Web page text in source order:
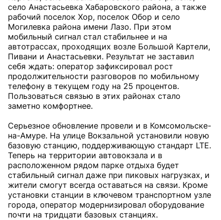
село Анастасьевка Хабаровского района, а также
рабочий поселок Хор, поселок Обор и село
Могилевка района имени Лазо. При этом
мобильный сигнал стал стабильнее и на
автотрассах, проходящих возле Большой Картели,
Пивани и Анастасьевки. Результат не заставил
себя ждать: оператор зафиксировал рост
продолжительности разговоров по мобильному
телефону в текущем году на 25 процентов.
Пользоваться связью в этих районах стало
заметно комфортнее.
Серьезное обновление провели и в Комсомольске-
на-Амуре. На улице Вокзальной установили новую
базовую станцию, поддерживающую стандарт LTE.
Теперь на территории автовокзала и в
расположенном рядом парке отдыха будет
стабильный сигнал даже при пиковых нагрузках, и
жители смогут всегда оставаться на связи. Кроме
установки станции в ключевом транспортном узле
города, оператор модернизировал оборудование
почти на тридцати базовых станциях.